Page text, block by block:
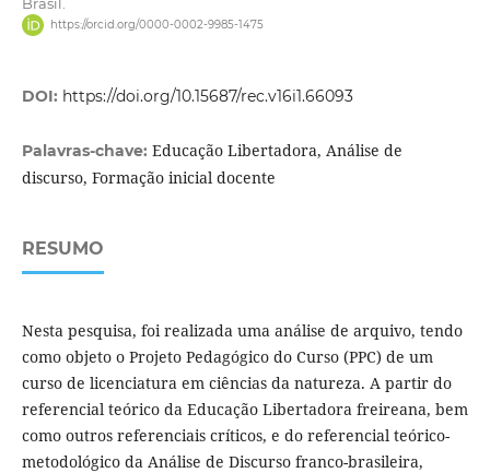
https://orcid.org/0000-0002-9985-1475
DOI: https://doi.org/10.15687/rec.v16i1.66093
Palavras-chave: Educação Libertadora, Análise de
discurso, Formação inicial docente
RESUMO
Nesta pesquisa, foi realizada uma análise de arquivo, tendo
como objeto o Projeto Pedagógico do Curso (PPC) de um
curso de licenciatura em ciências da natureza. A partir do
referencial teórico da Educação Libertadora freireana, bem
como outros referenciais críticos, e do referencial teórico-
metodológico da Análise de Discurso franco-brasileira,